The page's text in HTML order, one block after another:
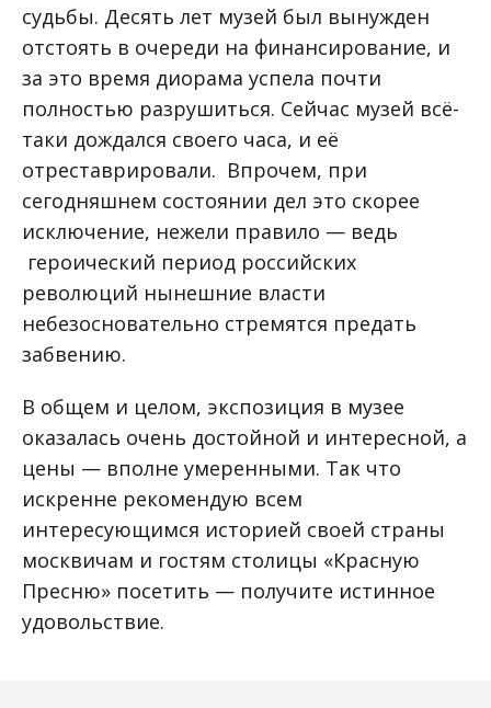
судьбы. Десять лет музей был вынужден
отстоять в очереди на финансирование, и
за это время диорама успела почти
полностью разрушиться. Сейчас музей всё-
таки дождался своего часа, и её
отреставрировали. Впрочем, при
сегодняшнем состоянии дел это скорее
исключение, нежели правило — ведь
героический период российских
революций нынешние власти
небезосновательно стремятся предать
забвению.
В общем и целом, экспозиция в музее
оказалась очень достойной и интересной, а
цены — вполне умеренными. Так что
искренне рекомендую всем
интересующимся историей своей страны
москвичам и гостям столицы «Красную
Пресню» посетить — получите истинное
удовольствие.